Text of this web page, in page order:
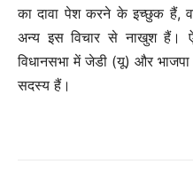
का दावा पेश करने के इच्छुक हैं,
अन्य इस विचार से नाखुश हैं।
विधानसभा में जेडी (यू) और
सदस्य हैं।